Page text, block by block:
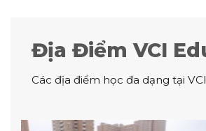
Địa Điểm VCI
Các địa điểm học đa dạng tại VCI